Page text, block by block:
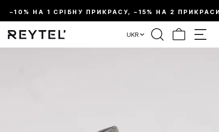
–10% НА 1 СРІБНУ ПРИКРАСУ, –15% НА 2
UKR